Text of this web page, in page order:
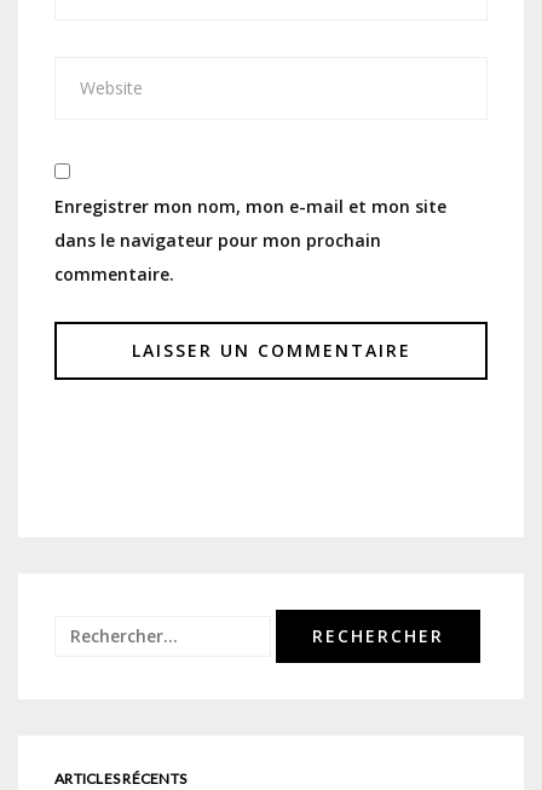
Enregistrer mon nom, mon e-mail et mon site
dans le navigateur pour mon prochain
commentaire.
Rechercher :
ARTICLES RÉCENTS